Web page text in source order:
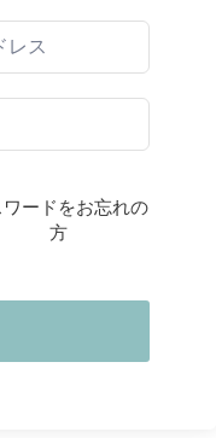
ードをお忘れの
方